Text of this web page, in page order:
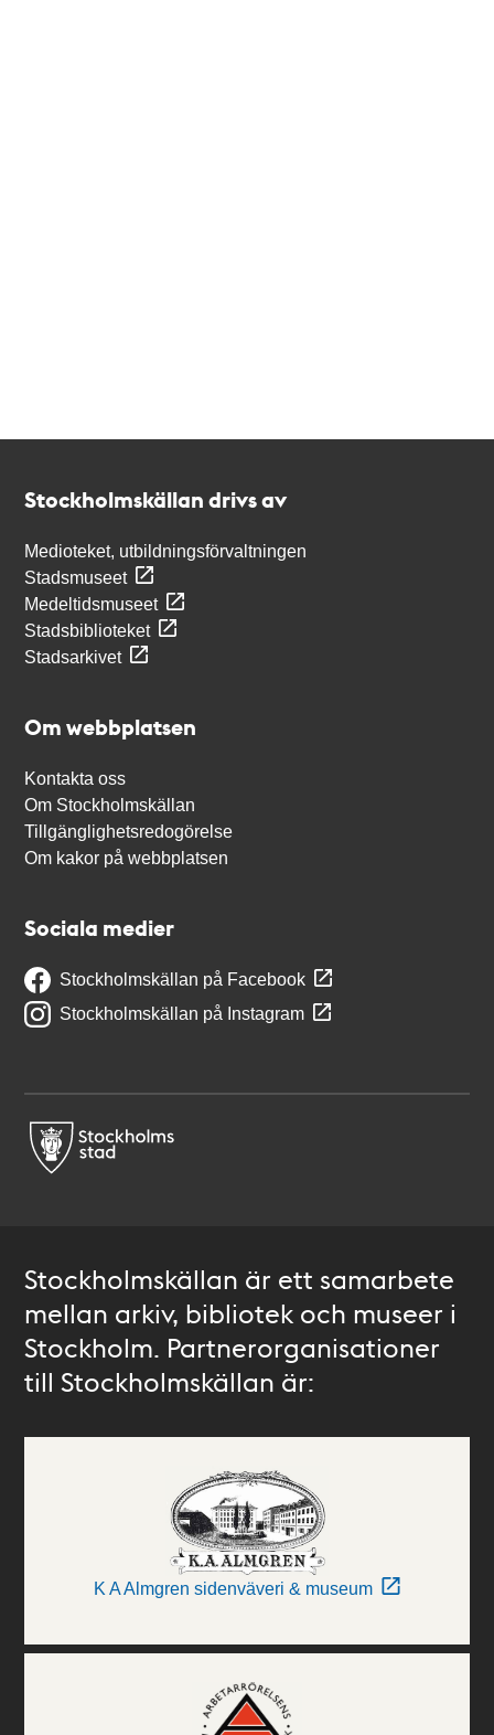
Stockholmskällan drivs av
Medioteket, utbildningsförvaltningen
Stadsmuseet
Medeltidsmuseet
Stadsbiblioteket
Stadsarkivet
Om webbplatsen
Kontakta oss
Om Stockholmskällan
Tillgänglighetsredogörelse
Om kakor på webbplatsen
Sociala medier
Stockholmskällan på Facebook
Stockholmskällan på Instagram
Stockholmskällan är ett samarbete
mellan arkiv, bibliotek och museer i
Stockholm. Partnerorganisationer
till Stockholmskällan är:
K A Almgren sidenväveri & museum